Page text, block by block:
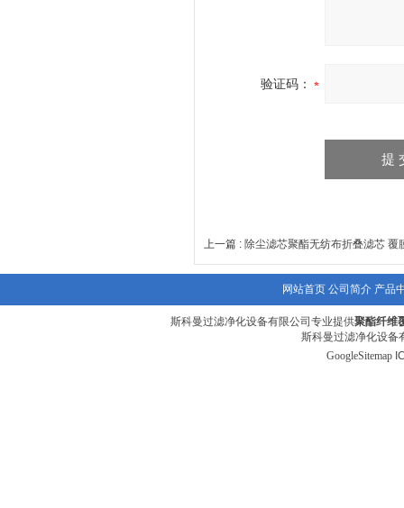
验证码：
上一篇 : 除尘滤芯聚酯无纺布折叠滤芯 覆
网站首页 公司简介 产品
斯科曼过滤净化设备有限公司专业提供聚酯纤维
斯科曼过滤净化设备
GoogleSitemap